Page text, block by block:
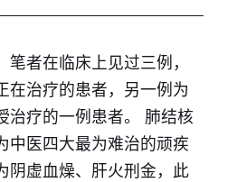
者在临床上见过三例，
在治疗的患者，另一例为
治疗的一例患者。 肺结核
中医四大最为难治的顽疾
阴虚血燥、肝火刑金，此